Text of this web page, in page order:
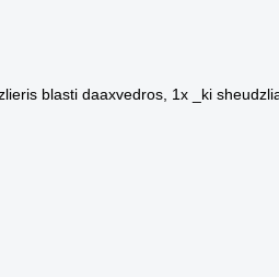
blasti daaxvedros, 1x _ki